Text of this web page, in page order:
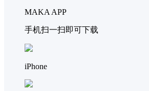
MAKA APP
手机扫一扫即可下载
iPhone